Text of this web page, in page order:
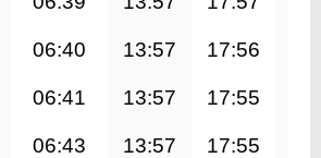
06:40 13:57 17:56
06:41 13:57 17:55
06:43 13:57 17:55